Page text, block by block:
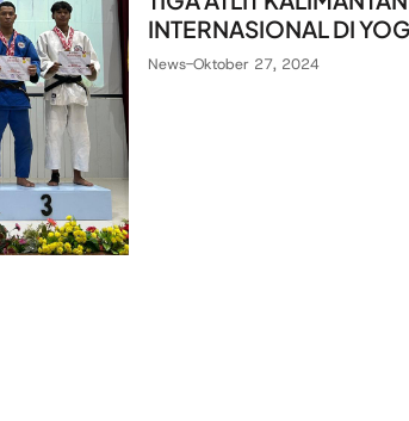
INTERNASIONAL DI
News-Oktober 27, 2024